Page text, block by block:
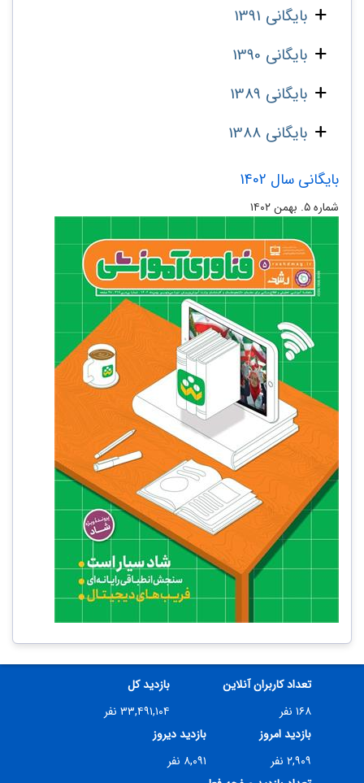
بایگانی 1391
بایگانی 1390
بایگانی 1389
بایگانی 1388
بایگانی سال 1402
شماره ۵. بهمن ۱۴۰۲
تعداد کاربران آنلاین
۱۶۸ نفر
بازدید کل
۳۳,۴۹۱,۱۰۴ نفر
بازدید امروز
۲,۹۰۹ نفر
بازدید دیروز
۸,۰۹۱ نفر